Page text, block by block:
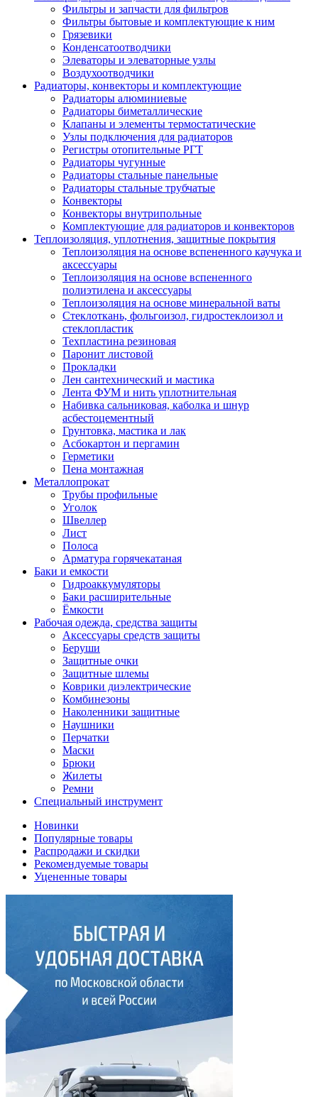
Фильтры и запчасти для фильтров
Фильтры бытовые и комплектующие к ним
Грязевики
Конденсатоотводчики
Элеваторы и элеваторные узлы
Воздухоотводчики
Радиаторы, конвекторы и комплектующие
Радиаторы алюминиевые
Радиаторы биметаллические
Клапаны и элементы термостатические
Узлы подключения для радиаторов
Регистры отопительные РГТ
Радиаторы чугунные
Радиаторы стальные панельные
Радиаторы стальные трубчатые
Конвекторы
Конвекторы внутрипольные
Комплектующие для радиаторов и конвекторов
Теплоизоляция, уплотнения, защитные покрытия
Теплоизоляция на основе вспененного каучука и
аксессуары
Теплоизоляция на основе вспененного
полиэтилена и аксессуары
Теплоизоляция на основе минеральной ваты
Стеклоткань, фольгоизол, гидростеклоизол и
стеклопластик
Техпластина резиновая
Паронит листовой
Прокладки
Лен сантехнический и мастика
Лента ФУМ и нить уплотнительная
Набивка сальниковая, каболка и шнур
асбестоцементный
Грунтовка, мастика и лак
Асбокартон и пергамин
Герметики
Пена монтажная
Металлопрокат
Трубы профильные
Уголок
Швеллер
Лист
Полоса
Арматура горячекатаная
Баки и емкости
Гидроаккумуляторы
Баки расширительные
Ёмкости
Рабочая одежда, средства защиты
Аксессуары средств защиты
Беруши
Защитные очки
Защитные шлемы
Коврики диэлектрические
Комбинезоны
Наколенники защитные
Наушники
Перчатки
Маски
Брюки
Жилеты
Ремни
Специальный инструмент
Новинки
Популярные товары
Распродажи и скидки
Рекомендуемые товары
Уцененные товары